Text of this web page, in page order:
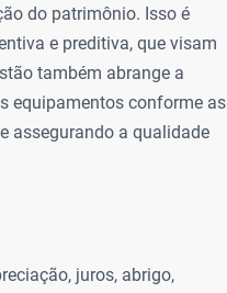
do patrimônio. Isso é
e preditiva, que visam
também abrange a
equipamentos conforme as
assegurando a qualidade
juros, abrigo,